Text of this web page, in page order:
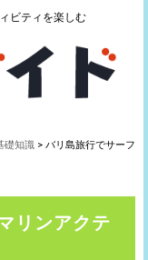
ビティを楽しむ
礎知識> バリ島旅行でサーフ
リンアクテ